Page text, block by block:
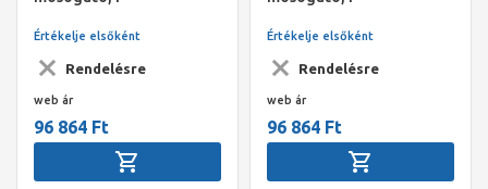
lefolyó+szifon,
grafitRendelésre
Értékelje elsőként
web ár
96 864 Ft
lefolyó+szifon,
alabástrom
Rendelésre
Értékelje elsőként
web ár
96 864 Ft